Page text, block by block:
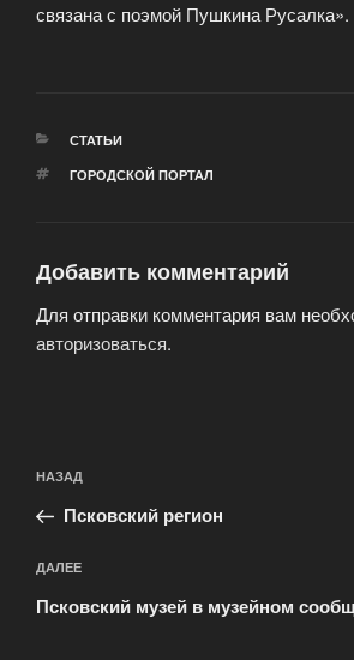
связана с поэмой Пушкина Русалка».
РУБРИКИ
СТАТЬИ
МЕТКИ
ГОРОДСКОЙ ПОРТАЛ
Добавить комментарий
Для отправки комментария вам
авторизоваться.
по
записям
Предыдущая
запись:
НАЗАД
Псковский регион
Следующая
запись
ДАЛЕЕ
Псковский музей в музейном